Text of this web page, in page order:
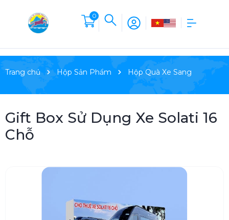
0
Trang chủ Hộp Sản Phẩm Hộp Quà Xe Sang
Gift Box Sử Dụng Xe Solati 16
Chỗ